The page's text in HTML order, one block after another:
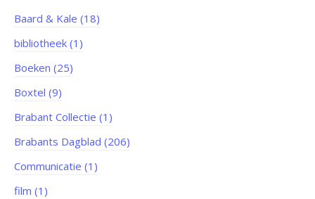
Baard & Kale (18)
bibliotheek (1)
Boeken (25)
Boxtel (9)
Brabant Collectie (1)
Brabants Dagblad (206)
Communicatie (1)
film (1)